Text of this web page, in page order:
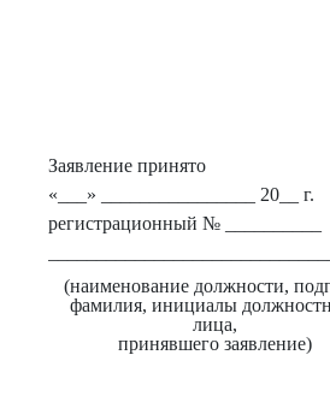
Заявление принято
«___» ________________ 20__ г.
регистрационный № __________
(наименование должности,
фамилия, инициалы
лица,
принявшего заявление)